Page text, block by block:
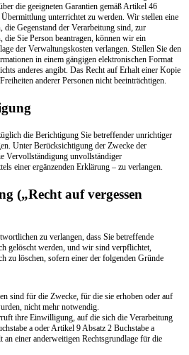
die geeigneten Garantien gemäß Artikel 46
unterrichtet zu werden. Wir stellen eine
die Gegenstand der Verarbeitung sind, zur
Sie Person beantragen, können wir ein
der Verwaltungskosten verlangen. Stellen Sie den
in einem gängigen elektronischen Format
anderes angibt. Das Recht auf Erhalt einer Kopie
anderer Personen nicht beeinträchtigen.
die Berichtigung Sie betreffender unrichtiger
Unter Berücksichtigung der Zwecke der
Vervollständigung unvollständiger
einer ergänzenden Erklärung – zu verlangen.
(„Recht auf vergessen
zu verlangen, dass Sie betreffende
gelöscht werden, und wir sind verpflichtet,
zu löschen, sofern einer der folgenden Gründe
sind für die Zwecke, für die sie erhoben oder auf
nicht mehr notwendig.
ihre Einwilligung, auf die sich die Verarbeitung
a oder Artikel 9 Absatz 2 Buchstabe a
einer anderweitigen Rechtsgrundlage für die